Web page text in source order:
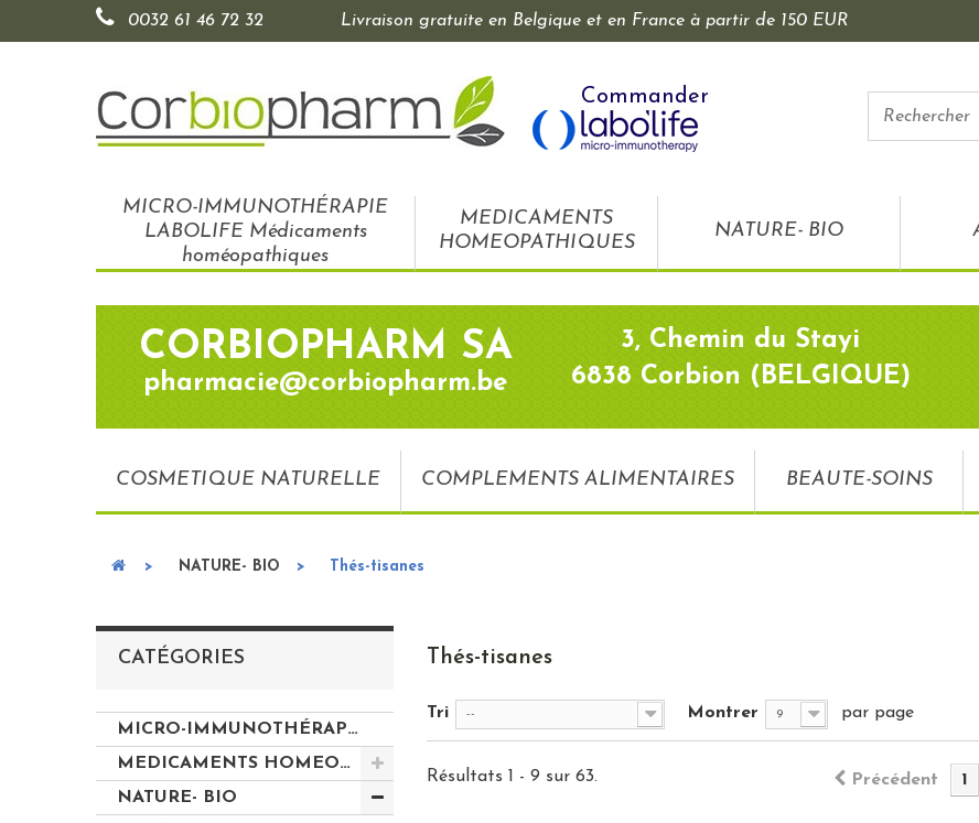
0032 61 46 72 32 Livraison gratuite en Belgique et en France à partir de 150 EUR
Commander
MICRO-IMMUNOTHÉRAPIE
LABOLIFE Médicaments
homéopathiques
MEDICAMENTS
HOMEOPATHIQUES
NATURE- BIO
CORBIOPHARM SA
pharmacie@corbiopharm.be
3, Chemin du Stayi
6838 Corbion (BELGIQUE)
COSMETIQUE NATURELLE COMPLEMENTS ALIMENTAIRES BEAUTE-SOINS
> NATURE- BIO > Thés-tisanes
CATÉGORIES
MICRO-IMMUNOTHÉRAPIE LABOLIFE Médicaments homéopathiques
MEDICAMENTS HOMEOPATHIQUES
NATURE- BIO
Thés-tisanes
Tri -- Montrer 9 par page
Précédent 1
Résultats 1 - 9 sur 63.